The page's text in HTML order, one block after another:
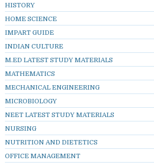
HISTORY
HOME SCIENCE
IMPART GUIDE
INDIAN CULTURE
M.ED LATEST STUDY MATERIALS
MATHEMATICS
MECHANICAL ENGINEERING
MICROBIOLOGY
NEET LATEST STUDY MATERIALS
NURSING
NUTRITION AND DIETETICS
OFFICE MANAGEMENT